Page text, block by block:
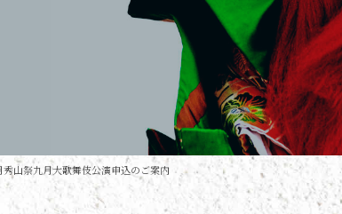
秀山祭九月大歌舞伎公演申込のご案内